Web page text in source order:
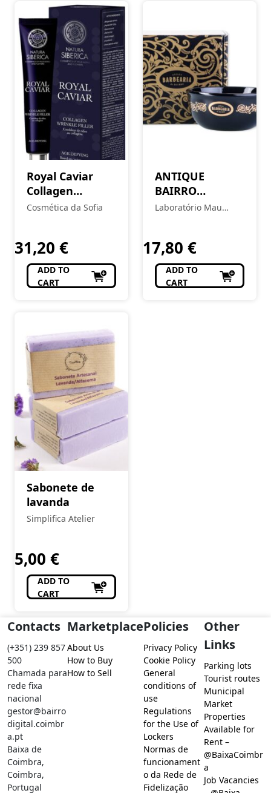
Royal Caviar
Collagen
Wrinkle Filler
Cosmética da Sofia
31,20 €
ADD TO
CART
ANTIQUE
BAIRRO
BARBEARIA
Laboratório Mau
17,80 €
ADD TO
CART
Sabonete de
lavanda
Simplifica Atelier
5,00 €
ADD TO
CART
Contacts
(+351) 239 857
500
Chamada para
rede fixa
nacional
gestor@bairro
digital.coimbr
a.pt
Baixa de
Coimbra,
Coimbra,
Portugal
Marketplace
About Us
How to Buy
How to Sell
Policies
Privacy Policy
Cookie Policy
General
conditions of
use
Regulations
for the Use of
Lockers
Normas de
funcionament
o da Rede de
Fidelização
Other
Links
Parking lots
Tourist routes
Municipal
Market
Properties
Available for
Rent –
@BaixaCoimbr
a
Job Vacancies